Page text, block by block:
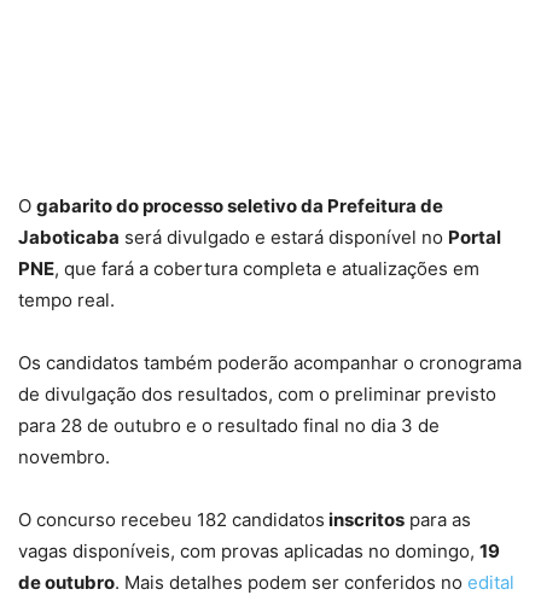
O gabarito do processo seletivo da Prefeitura de
Jaboticaba será divulgado e estará disponível no Portal
PNE, que fará a cobertura completa e atualizações em
tempo real.
Os candidatos também poderão acompanhar o cronograma
de divulgação dos resultados, com o preliminar previsto
para 28 de outubro e o resultado final no dia 3 de
novembro.
O concurso recebeu 182 candidatos inscritos para as
vagas disponíveis, com provas aplicadas no domingo, 19
de outubro. Mais detalhes podem ser conferidos no edital